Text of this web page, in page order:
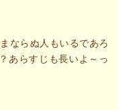
ならぬ人もいるであろ
あらすじも長いよ～っ